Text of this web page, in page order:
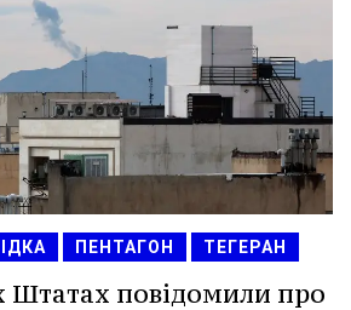
ПЕНТАГОН ТЕГЕРАН
Штатах повідомили про